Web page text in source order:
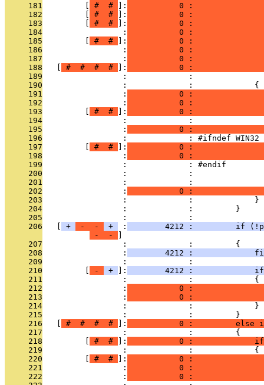
     181
# # ]:
0 :
     182
# # ]:
0 :
     183
# # ]:
0 :
     184
                 :
0 :
     185
# # ]:
0 :
     186
                 :
0 :
     187
                 :
0 :
     188
# # # # ]:
0 :
     189
:             :
     190
                 :             :             {
     191
                 :
0 :
     192
                 :
0 :
     193
# # ]:
0 :
     194
:             :
     195
                 :
0 :
     196
                 :             : #ifndef WIN32
     197
# # ]:
0 :
     198
                 :
0 :
     199
:             : #endif
     200
:             :
     201
:             :
     202
                 :
0 :
     203
                 :             :             }
     204
                 :             :         }
     205
                 :             :
     206
+ - - + :
4212 :         if
-
-
     207
                 :             :         {
     208
                 :
4212 :
     209
:             :
     210
- + ]:
4212 :
     211
                 :             :             {
     212
                 :
0 :
     213
                 :
0 :
     214
                 :             :             }
     215
                 :             :         }
     216
# # # # ]:
0 :         else
     217
                 :             :         {
     218
# # ]:
0 :
     219
                 :             :             {
     220
# # ]:
0 :
     221
                 :
0 :
     222
                 :
0 :